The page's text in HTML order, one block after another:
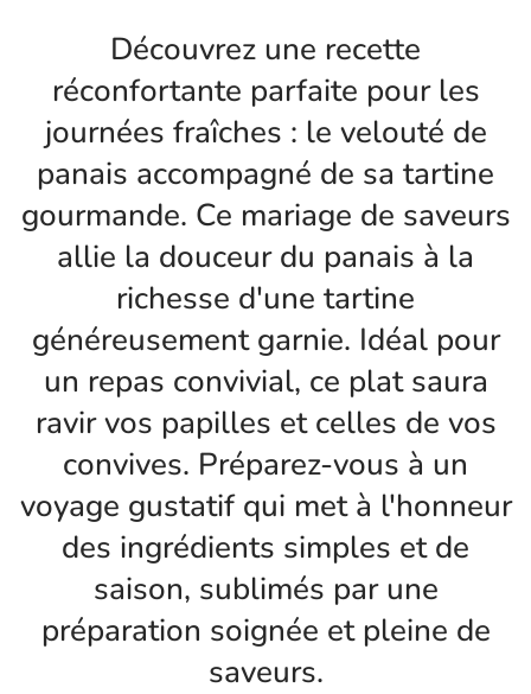
Découvrez une recette
réconfortante parfaite pour les
journées fraîches : le velouté de
panais accompagné de sa tartine
gourmande. Ce mariage de saveurs
allie la douceur du panais à la
richesse d'une tartine
généreusement garnie. Idéal pour
un repas convivial, ce plat saura
ravir vos papilles et celles de vos
convives. Préparez-vous à un
voyage gustatif qui met à l'honneur
des ingrédients simples et de
saison, sublimés par une
préparation soignée et pleine de
saveurs.